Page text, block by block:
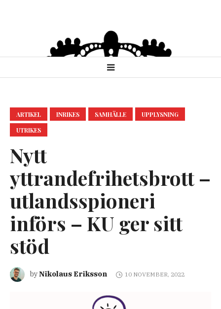
ARTIKEL INRIKES SAMHÄLLE
UPPLYSNING
UTRIKES
Nytt
yttrandefrihetsbrott –
utlandsspioneri
införs – KU ger sitt
stöd
byNikolaus Eriksson 10 NOVEMBER, 2022